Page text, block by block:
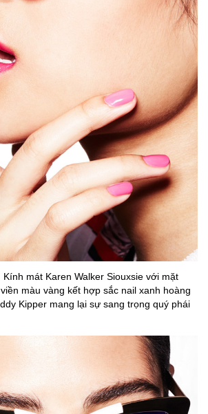
Kính mát Karen Walker Siouxsie với mặt
màu vàng kết hợp sắc nail xanh hoàng
Kipper mang lại sự sang trọng quý phái